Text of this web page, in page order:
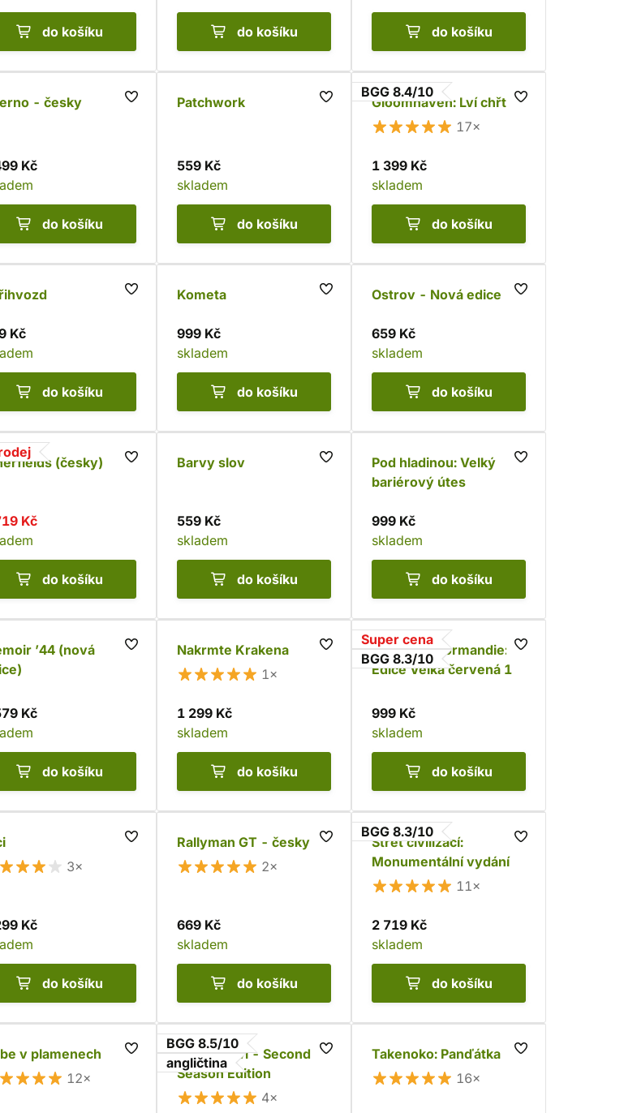
do košíku do košíku do košíku
- česky
Kč
do košíku
Patchwork
559 Kč
skladem
do košíku
BGG 8.4/10
Gloomhaven: Lví chřtán
17×
1 399 Kč
skladem
do košíku
Kč
do košíku
Kometa
999 Kč
skladem
do košíku
Ostrov - Nová edice
659 Kč
skladem
do košíku
(česky)
Kč
do košíku
Barvy slov
559 Kč
skladem
do košíku
Pod hladinou: Velký
bariérový útes
999 Kč
skladem
do košíku
’44 (nová
Kč
do košíku
Nakrmte Krakena
1×
1 299 Kč
skladem
do košíku
Super cena
BGG 8.3/10
Hrdinové Normandie:
Edice Velká červená 1
999 Kč
skladem
do košíku
3×
Kč
do košíku
Rallyman GT - česky
2×
669 Kč
skladem
do košíku
BGG 8.3/10
Střet civilizací:
Monumentální vydání
11×
2 719 Kč
skladem
do košíku
v plamenech
12×
BGG 8.5/10
angličtina
Blood Bowl - Second
Season Edition
4×
Takenoko: Panďátka
16×